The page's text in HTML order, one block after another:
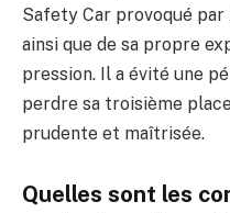
Safety Car provoqué
ainsi que de sa propre
pression. Il a évité une
perdre sa troisième
prudente et maîtrisée.
Quelles sont les